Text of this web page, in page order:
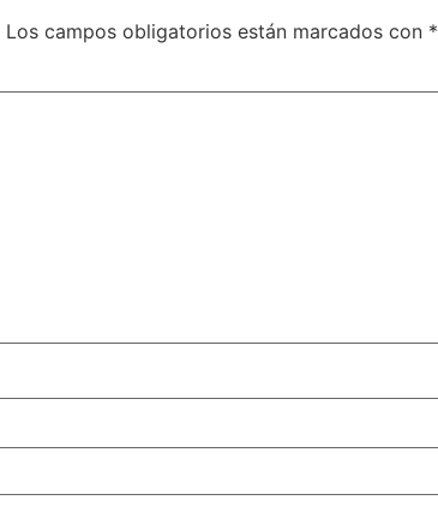
Los campos obligatorios están marcados con *